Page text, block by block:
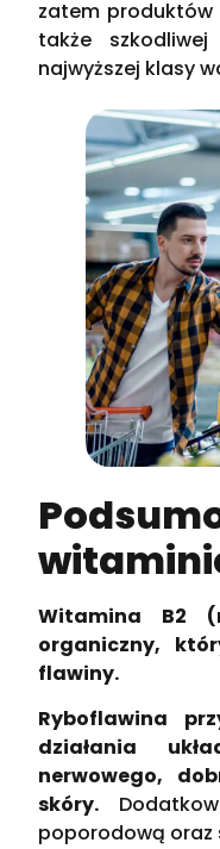
zatem produktów
także
najwyższej klasy
Witamina B2
organiczny,
flawiny.
Ryboflawina
działania
nerwowego,
skóry.
poporodową oraz